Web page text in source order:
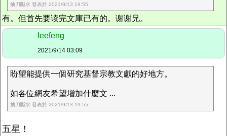
抽刀斷水 發表於 2021/9/13 19:55
有。但首先要读完文庫已有的。谢谢兄。
leefeng
2021/9/14 03:09
盼望能提供一個研究基督宗教文獻的好地方。
如各位網友希望增加什麼文 ...
抽刀斷水 發表於 2021/9/13 19:55
五星！